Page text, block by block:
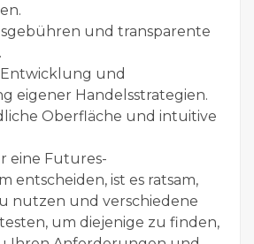
und transparente
und
eigener Handelsstrategien.
Oberfläche und intuitive
eine Futures-
entscheiden, ist es ratsam,
nutzen und verschiedene
um diejenige zu finden,